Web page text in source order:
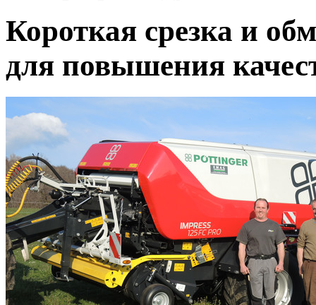
Короткая срезка и
для повышения